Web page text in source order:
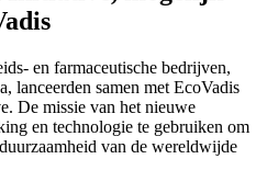
en farmaceutische bedrijven,
lanceerden samen met EcoVadis
De missie van het nieuwe
en technologie te gebruiken om
van de wereldwijde